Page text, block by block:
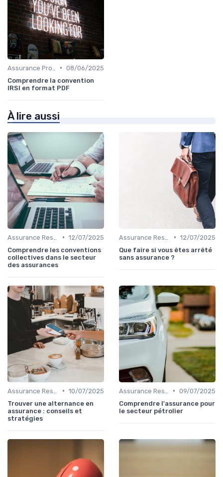
• 08/06/2025
Comprendre la convention
IRSI en format PDF
À lire aussi
• 12/07/2025
Comprendre les conventions
collectives dans le secteur
des assurances
• 12/07/2025
Que faire si vous êtes arrêté
sans assurance ?
• 10/07/2025
Trouver une alternance en
assurance : conseils et
stratégies
• 09/07/2025
Comprendre l'assurance pour
le secteur pétrolier